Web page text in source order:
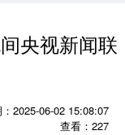
央视新闻联
：2025-06-02 15:08:07
查看：227